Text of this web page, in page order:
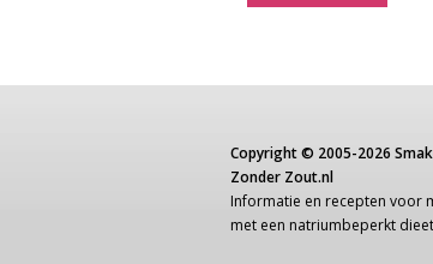
Copyright © 2005-2026
Zonder Zout.nl
Informatie en recepten voor
met een natriumbeperkt dieet